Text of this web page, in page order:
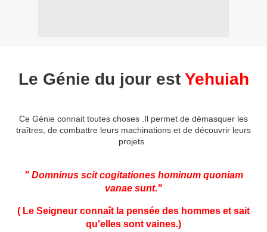
Le Génie du jour est Yehuiah
Ce Génie connait toutes choses .Il permet de démasquer les
traîtres, de combattre leurs machinations et de découvrir leurs
projets.
" Domninus scit cogitationes hominum quoniam
vanae sunt."
( Le Seigneur connaît la pensée des hommes et sait
qu'elles sont vaines.)